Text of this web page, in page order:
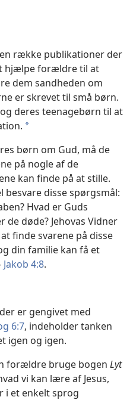
række publikationer der
hjælpe forældre til at
dem sandheden om
er skrevet til små børn.
deres teenagebørn til at
*
børn om Gud, må de
på nogle af de
kan finde på at stille.
besvare disse spørgsmål:
Hvad er Guds
de døde? Jehovas Vidner
finde svarene på disse
din familie kan få et
Jakob 4:8.
er gengivet med
6:7, indeholder tanken
igen og igen.
forældre bruge bogen Lyt
vi kan lære af Jesus,
i et enkelt sprog